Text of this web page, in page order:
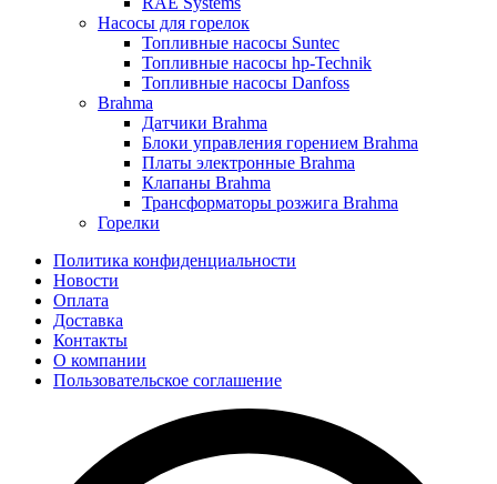
Насосы для горелок
Топливные насосы Suntec
Топливные насосы hp-Technik
Топливные насосы Danfoss
Brahma
Датчики Brahma
Блоки управления горением Brahma
Платы электронные Brahma
Клапаны Brahma
Трансформаторы розжига Brahma
Горелки
Политика конфиденциальности
Новости
Оплата
Доставка
Контакты
О компании
Пользовательское соглашение